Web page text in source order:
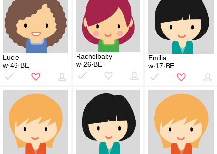
Lucie
w·46·BE
Rachelbaby
w·26·BE
Emilia
w·17·BE